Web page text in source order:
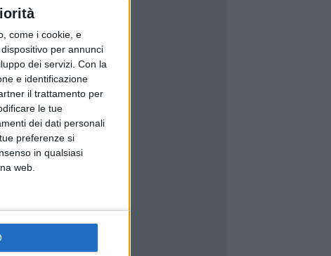
come i cookie, e
per annunci
dei servizi. Con la
e identificazione
il trattamento per
le tue
dei dati personali
preferenze si
in qualsiasi
web.